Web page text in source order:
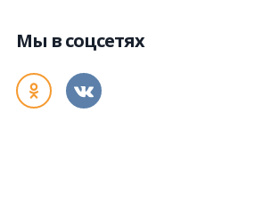
Мы в соцсетях